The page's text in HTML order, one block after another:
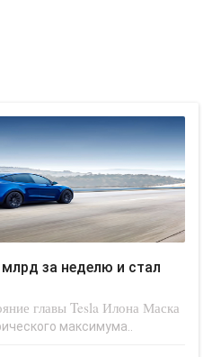
главы Tesla Илона Маска
максимума..